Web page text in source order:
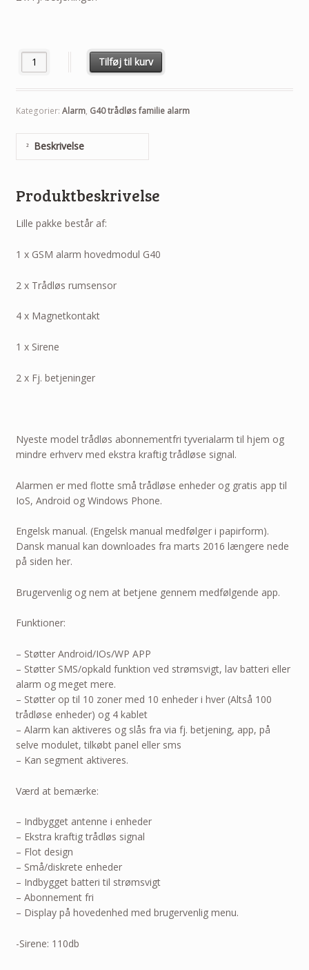
Antal Tilføj til kurv
Kategorier: Alarm, G40 trådløs familie alarm
Beskrivelse
Produktbeskrivelse
Lille pakke består af:
1 x GSM alarm hovedmodul G40
2 x Trådløs rumsensor
4 x Magnetkontakt
1 x Sirene
2 x Fj. betjeninger
Nyeste model trådløs abonnementfri tyverialarm til hjem og
mindre erhverv med ekstra kraftig trådløse signal.
Alarmen er med flotte små trådløse enheder og gratis app til
IoS, Android og Windows Phone.
Engelsk manual. (Engelsk manual medfølger i papirform).
Dansk manual kan downloades fra marts 2016 længere nede
på siden her.
Brugervenlig og nem at betjene gennem medfølgende app.
Funktioner:
– Støtter Android/IOs/WP APP
– Støtter SMS/opkald funktion ved strømsvigt, lav batteri eller
alarm og meget mere.
– Støtter op til 10 zoner med 10 enheder i hver (Altså 100
trådløse enheder) og 4 kablet
– Alarm kan aktiveres og slås fra via fj. betjening, app, på
selve modulet, tilkøbt panel eller sms
– Kan segment aktiveres.
Værd at bemærke:
– Indbygget antenne i enheder
– Ekstra kraftig trådløs signal
– Flot design
– Små/diskrete enheder
– Indbygget batteri til strømsvigt
– Abonnement fri
– Display på hovedenhed med brugervenlig menu.
-Sirene: 110db